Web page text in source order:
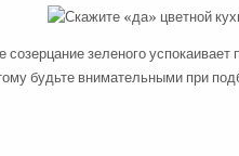
зеленого
будьте внимательными при